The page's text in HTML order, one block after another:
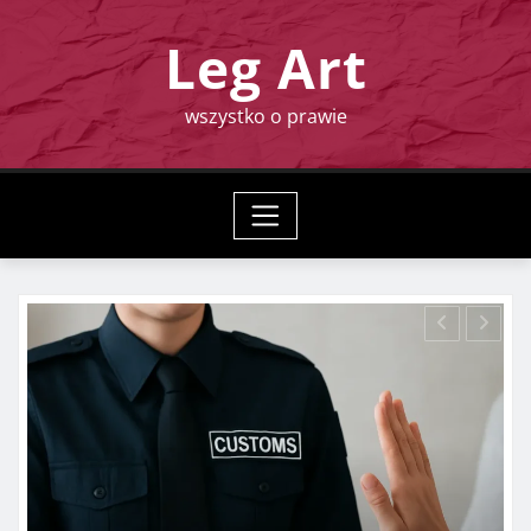
content
Leg Art
wszystko o prawie